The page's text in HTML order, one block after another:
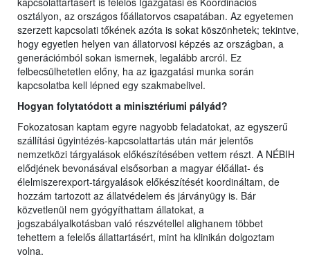
osztályon, az országos főállatorvos csapatában. Az egyetemen
szerzett kapcsolati tőkének azóta is sokat köszönhetek; tekintve,
hogy egyetlen helyen van állatorvosi képzés az országban, a
generációmból sokan ismernek, legalább arcról. Ez
felbecsülhetetlen előny, ha az igazgatási munka során
kapcsolatba kell lépned egy szakmabelivel.
Hogyan folytatódott a minisztériumi pályád?
Fokozatosan kaptam egyre nagyobb feladatokat, az egyszerű
szállítási ügyintézés-kapcsolattartás után már jelentős
nemzetközi tárgyalások előkészítésében vettem részt. A NÉBIH
elődjének bevonásával elsősorban a magyar élőállat- és
élelmiszerexport-tárgyalások előkészítését koordináltam, de
hozzám tartozott az állatvédelem és járványügy is. Bár
közvetlenül nem gyógyíthattam állatokat, a
jogszabályalkotásban való részvétellel alighanem többet
tehettem a felelős állattartásért, mint ha klinikán dolgoztam
volna.